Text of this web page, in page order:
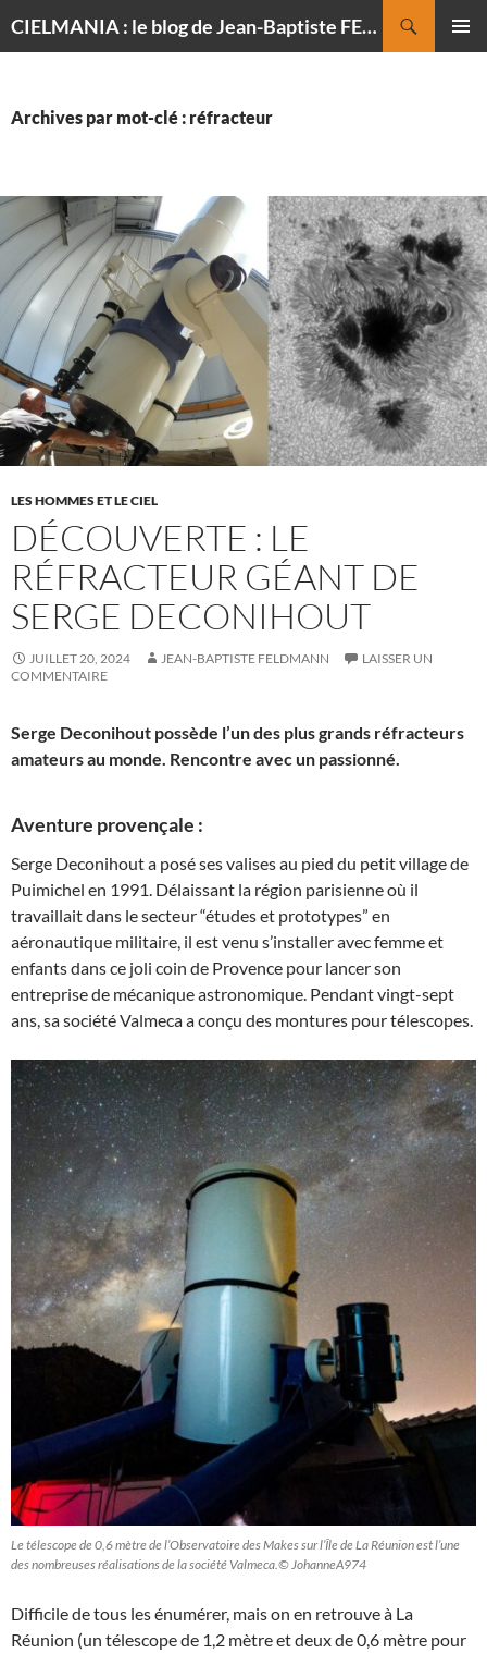
CIELMANIA : le blog de Jean-Baptiste FELDMANN, photographe du ciel
Archives par mot-clé : réfracteur
LES HOMMES ET LE CIEL
DÉCOUVERTE : LE
RÉFRACTEUR GÉANT DE
SERGE DECONIHOUT
JUILLET 20, 2024 JEAN-BAPTISTE FELDMANN
LAISSER UN
COMMENTAIRE
Serge Deconihout possède l’un des plus grands réfracteurs
amateurs au monde. Rencontre avec un passionné.
Aventure provençale :
Serge Deconihout a posé ses valises au pied du petit village de
Puimichel en 1991. Délaissant la région parisienne où il
travaillait dans le secteur “études et prototypes” en
aéronautique militaire, il est venu s’installer avec femme et
enfants dans ce joli coin de Provence pour lancer son
entreprise de mécanique astronomique. Pendant vingt-sept
ans, sa société Valmeca a conçu des montures pour télescopes.
Le télescope de 0,6 mètre de l’Observatoire des Makes sur l’Île de La Réunion est l’une
des nombreuses réalisations de la société Valmeca.© JohanneA974
Difficile de tous les énumérer, mais on en retrouve à La
Réunion (un télescope de 1,2 mètre et deux de 0,6 mètre pour